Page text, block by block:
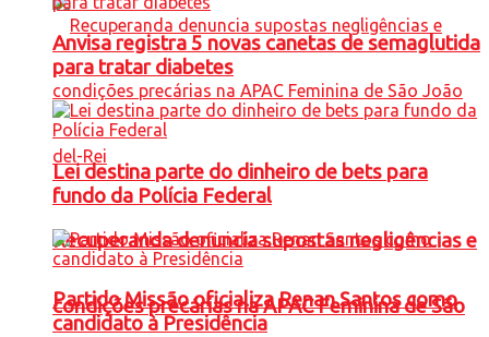
Recuperanda denuncia supostas negligências e
condições precárias na APAC Feminina de São
Anvisa registra 5 novas canetas de semaglutida
para tratar diabetes
Lei destina parte do dinheiro de bets para
fundo da Polícia Federal
Partido Missão oficializa Renan Santos como
candidato à Presidência